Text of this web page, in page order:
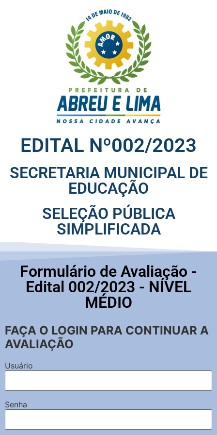
EDITAL Nº002/2023
SECRETARIA MUNICIPAL DE
EDUCAÇÃO
SELEÇÃO PÚBLICA
SIMPLIFICADA
Formulário de Avaliação -
Edital 002/2023 - NÍVEL
MÉDIO
FAÇA O LOGIN PARA CONTINUAR A
AVALIAÇÃO
Usuário
Senha